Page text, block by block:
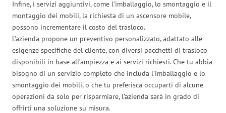
Infine, i servizi aggiuntivi, come l’imballaggio, lo smontaggio e il
montaggio dei mobili, la richiesta di un ascensore mobile,
possono incrementare il costo del trasloco.
L’azienda propone un preventivo personalizzato, adattato alle
esigenze specifiche del cliente, con diversi pacchetti di trasloco
disponibili in base all’ampiezza e ai servizi richiesti. Che tu abbia
bisogno di un servizio completo che includa l’imballaggio e lo
smontaggio dei mobili, o che tu preferisca occuparti di alcune
operazioni da solo per risparmiare, l’azienda sarà in grado di
offrirti una soluzione su misura.